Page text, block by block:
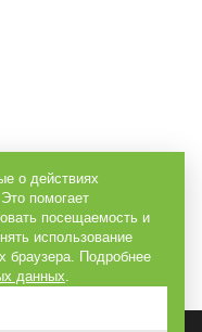
о действиях
помогает
посещаемость и
использование
браузера. Подробнее
данных.